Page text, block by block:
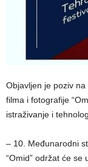
Objavljen je poziv
filma i fotografije
istraživanje i
– 10. Međunarodni
“Omid” održat će se